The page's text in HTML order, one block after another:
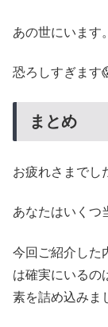
あの世にいます。
恐ろしすぎます
まとめ
お疲れさまでし
あなたはいくつ
今回ご紹介した
は確実にいるの
素を詰め込みま